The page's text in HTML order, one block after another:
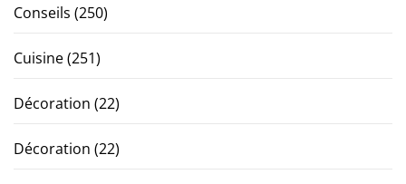
Conseils (250)
Cuisine(251)
Décoration (22)
Décoration (22)